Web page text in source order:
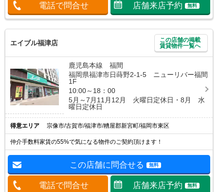
電話で問合せ 店舗来店予約 無料
エイブル福津店
この店舗の掲載
賃貸物件一覧へ
鹿児島本線 福間
福岡県福津市日蒔野2-1-5 ニューリバー福間
1F
10:00～18：00
5月～7月11月12月 火曜日定休日・8月 水
曜日定休日
得意エリア 宗像市/古賀市/福津市/糟屋郡新宮町/福岡市東区
仲介手数料家賃の55%で気になる物件のご契約頂けます！
この店舗に問合せる 無料
電話で問合せ 店舗来店予約 無料